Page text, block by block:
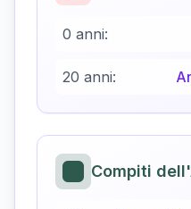
0 anni:
20 anni:
Compiti